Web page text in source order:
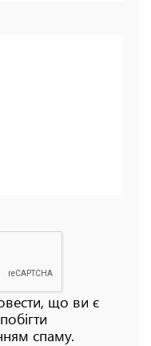
що ви є
спаму.